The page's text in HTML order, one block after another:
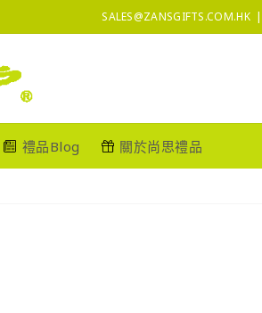
SALES@ZANSGIFTS.COM.HK|
禮品Blog 關於尚思禮品